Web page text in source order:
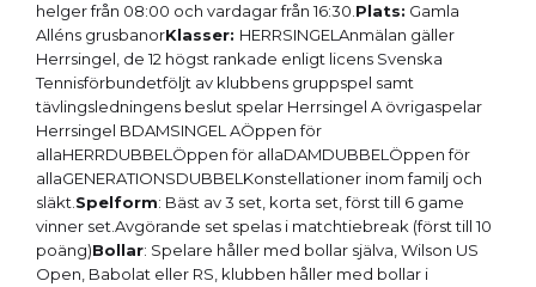
helger från 08:00 och vardagar från 16:30. Plats: Gamla
Alléns grusbanorKlasser: HERRSINGELAnmälan gäller
Herrsingel, de 12 högst rankade enligt licens Svenska
Tennisförbundetföljt av klubbens gruppspel samt
tävlingsledningens beslut spelar Herrsingel A övrigaspelar
Herrsingel BDAMSINGEL AÖppen för
allaHERRDUBBELÖppen för allaDAMDUBBELÖppen för
allaGENERATIONSDUBBELKonstellationer inom familj och
släkt. Spelform: Bäst av 3 set, korta set, först till 6 game
vinner set.Avgörande set spelas i matchtiebreak (först till 10
poäng)Bollar: Spelare håller med bollar själva, Wilson US
Open, Babolat eller RS, klubben håller med bollar i